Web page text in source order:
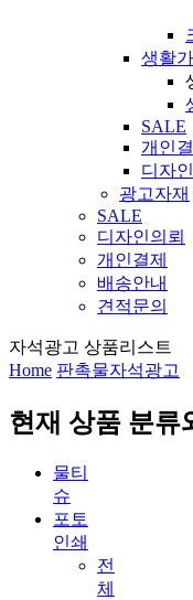
생활
SALE
개인
디자
광고자재
SALE
디자인의뢰
개인결제
배송안내
견적문의
자석광고 상품리스트
Home 판촉물자석광고
현재 상품 분류
물티
슈
포토
인쇄
전
체